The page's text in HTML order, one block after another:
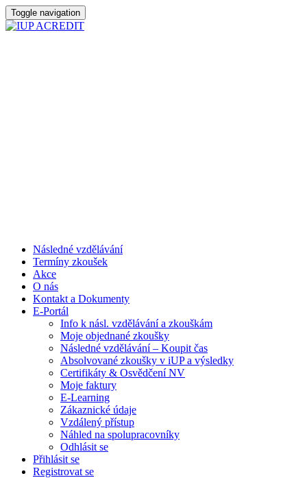
Toggle navigation
Následné vzdělávání
Termíny zkoušek
Akce
O nás
Kontakt a Dokumenty
E-Portál
Info k násl. vzdělávání a zkouškám
Moje objednané zkoušky
Následné vzdělávání – Koupit čas
Absolvované zkoušky v iUP a výsledky
Certifikáty & Osvědčení NV
Moje faktury
E-Learning
Zákaznické údaje
Vzdálený přístup
Náhled na spolupracovníky
Odhlásit se
Přihlásit se
Registrovat se